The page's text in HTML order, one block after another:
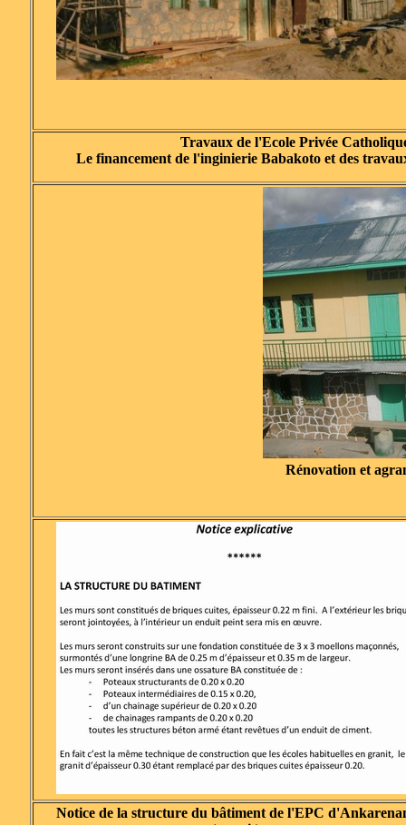
Travaux de l'Ecole Privée
Le financement de l'inginierie Babakoto et des
Rénovation et
Notice de la structure du bâtiment de l'EPC